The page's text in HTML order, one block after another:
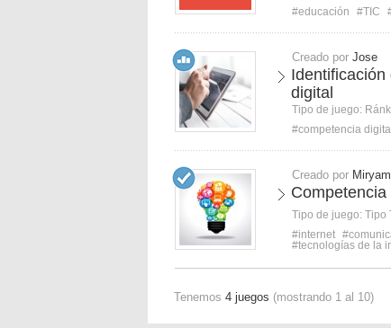
#educación
#TIC
Creado por Jose
digital
Tipo de juego:
#competencia digital
Creado por
Competencia
Tipo de juego: Tipo
#internet
#tecnologías de la
Tenemos 4 juegos (mostrando 1 al 10)